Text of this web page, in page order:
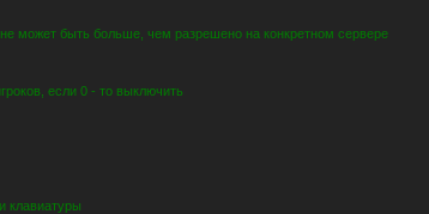
может быть больше, чем разрешено на конкретном сервере
если 0 - то выключить
клавиатуры